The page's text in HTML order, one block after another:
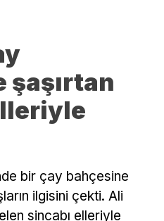
şaşırtan
bir çay bahçesine
ilgisini çekti. Ali
sincabı elleriyle